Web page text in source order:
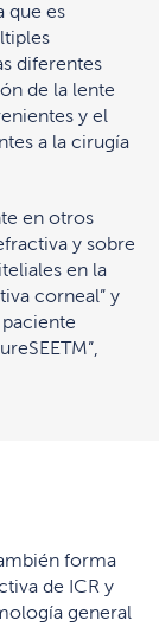
que es
diferentes
de la lente
y el
a la cirugía
en otros
y sobre
en la
corneal” y
forma
de ICR y
general